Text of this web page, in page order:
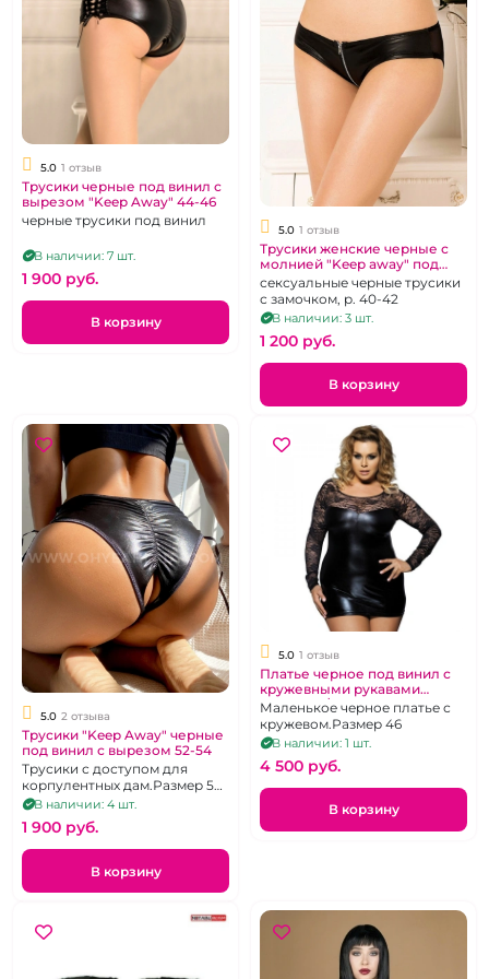
5.0 1 отзыв
Трусики черные под винил с
вырезом "Keep Away" 44-46
черные трусики под винил
В наличии: 7 шт.
1 900 pуб.
В корзину
5.0 1 отзыв
Трусики женские черные с
молнией "Keep away" под
винил
сексуальные черные трусики
с замочком, р. 40-42
В наличии: 3 шт.
1 200 pуб.
В корзину
5.0 2 отзыва
Трусики "Keep Away" черные
под винил с вырезом 52-54
Трусики с доступом для
корпулентных дам.Размер 52-
54В наличии: 4 шт.
1 900 pуб.
В корзину
5.0 1 отзыв
Платье черное под винил с
кружевными рукавами
размер М\L
Маленькое черное платье с
кружевом.Размер 46
В наличии: 1 шт.
4 500 pуб.
В корзину